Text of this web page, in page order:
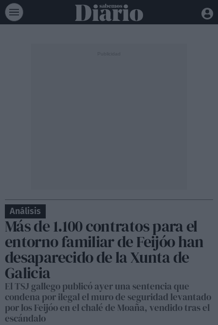
Análisis
Más de 1.100 contratos para el
entorno familiar de Feijóo han
desaparecido de la Xunta de
Galicia
El TSJ gallego publicó ayer una sentencia que
condena por ilegal el muro de seguridad levantado
por los Feijóo en el chalé de Moaña, vendido tras el
escándalo